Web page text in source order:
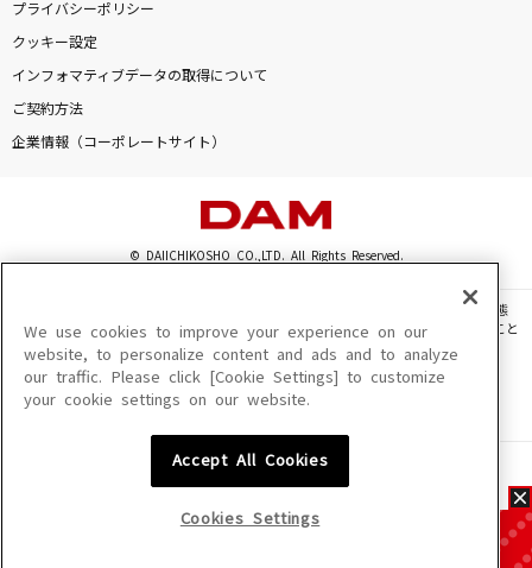
プライバシーポリシー
クッキー設定
インフォマティブデータの取得について
ご契約方法
企業情報（コーポレートサイト）
© DAIICHIKOSHO CO.,LTD. All Rights Reserved.
このサイトに掲載されている一切の文章・画像・写真・動画・音声等を、手段や形態
を問わず、著作権法の定める範囲を超えて無断で複製、転載、ファイル化などすること
を禁じます。
楽曲及びコンテンツは、機種によりご利用いただけない場合があります。
楽曲及びコンテンツの配信日、配信内容が変更になる場合があります。
We use cookies to improve your experience on our
website, to personalize content and ads and to analyze
our traffic. Please click [Cookie Settings] to customize
your cookie settings on our website.
Accept All Cookies
Cookies Settings